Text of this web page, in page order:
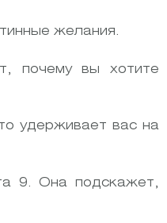
желания.
почему вы хотите
удерживает вас на
9. Она подскажет,